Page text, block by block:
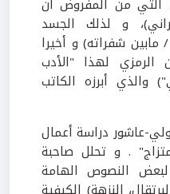
التي من المفروض أن
و لذلك الجسد
شفراته) و أخيرا
الرمزي لهذا "الأدب
والذي أبرزه الكاتب
عاشور دراسة أعمال
. و تحلل صاحبة
النصوص الهامة